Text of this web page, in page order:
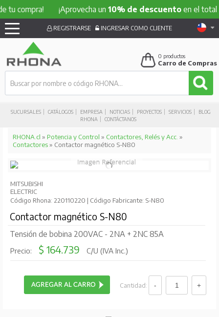
¡Aprovecha un10% de descuentoen el total de tu
SUCURSALES CATÁLOGOS EMPRESA NOTICIAS PROYECTOS SERVICIOS
BLOG
RHONA
CONTÁCTANOS
REGISTRARSE INGRESAR COMO CLIENTE
0 productos
Carro de Compras
RHONA.cl » Potencia y Control » Contactores, Relés y Acc. »
Contactores» Contactor magnético S-N80
MITSUBISHI
ELECTRIC
Código Rhona: 220110220 | Código Fabricante: S-N80
Contactor magnético S-N80
Tensión de bobina 200VAC - 2NA + 2NC 85A
Precio: $ 164.739 C/U (IVA Inc.)
Cantidad: